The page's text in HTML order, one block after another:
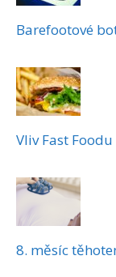
Barefootové
Vliv Fast
8. měsíc